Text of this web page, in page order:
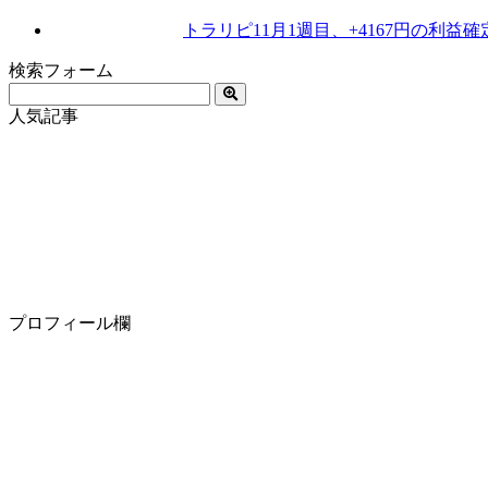
トラリピ11月1週目、+4167円の利益確
検索フォーム
人気記事
プロフィール欄